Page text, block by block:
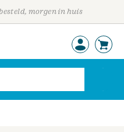
morgen in huis